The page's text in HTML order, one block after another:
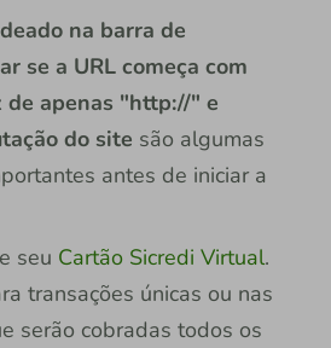
na barra de
se a URL começa com
de apenas "http://" e
do site são algumas
antes de iniciar a
seu Cartão Sicredi Virtual.
transações únicas ou nas
serão cobradas todos os